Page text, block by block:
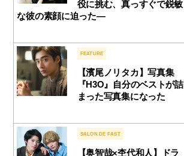
役に挑む、真っすぐで鋭敏
な彼の素顔に迫った—
FEATURE
【濱尾ノリタカ】写真集
『H3O』自分のベストが詰
まった写真集になった
SALON DE FAST
【奥智哉×杢代和人】ドラ